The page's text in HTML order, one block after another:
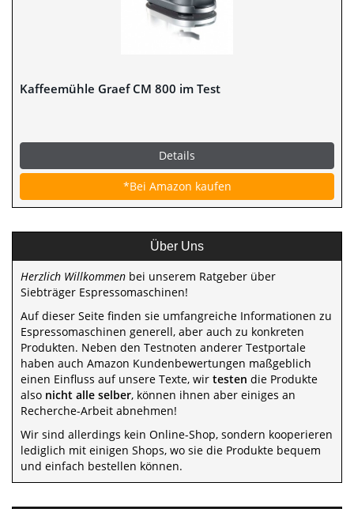
Kaffeemühle Graef CM 800 im Test
Details
*Bei Amazon kaufen
Über Uns
Herzlich Willkommen bei unserem Ratgeber über
Siebträger Espressomaschinen!
Auf dieser Seite finden sie umfangreiche Informationen zu
Espressomaschinen generell, aber auch zu konkreten
Produkten. Neben den Testnoten anderer Testportale
haben auch Amazon Kundenbewertungen maßgeblich
einen Einfluss auf unsere Texte, wir testen die Produkte
also nicht alle selber, können ihnen aber einiges an
Recherche-Arbeit abnehmen!
Wir sind allerdings kein Online-Shop, sondern kooperieren
lediglich mit einigen Shops, wo sie die Produkte bequem
und einfach bestellen können.